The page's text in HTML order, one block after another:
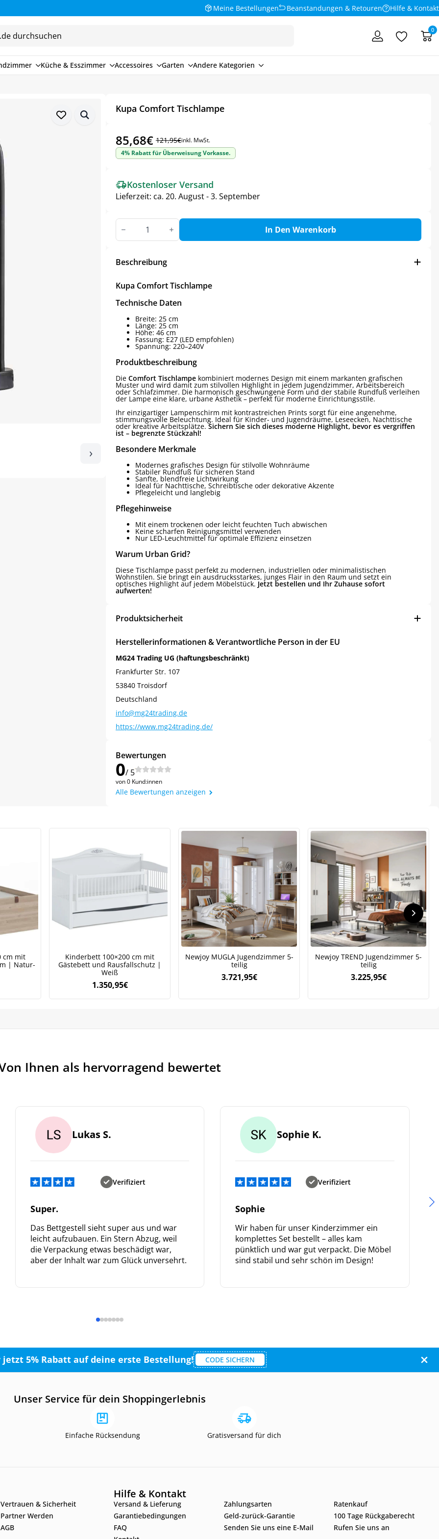
Meine Bestellungen Beanstandungen & Retouren Hilfe & Kontakt
0
Küche & Esszimmer Accessoires Garten Andere Kategorien
›
Kupa Comfort Tischlampe
121,95€
Ursprünglicher
Preis
121,95€
85,68€
Aktueller
Preis
85,68€.
inkl. MwSt.
4% Rabatt für Überweisung Vorkasse.
Kostenloser Versand
Lieferzeit: ca. 20. August - 3. September
Kupa
Comfort
Tischlampe
In Den Warenkorb
Beschreibung
Kupa Comfort Tischlampe
Technische Daten
Breite: 25 cm
Länge: 25 cm
Höhe: 46 cm
Fassung: E27 (LED empfohlen)
Spannung: 220–240V
Produktbeschreibung
Die Comfort Tischlampe kombiniert modernes Design mit einem markanten grafischen
Muster und wird damit zum stilvollen Highlight in jedem Jugendzimmer, Arbeitsbereich
oder Schlafzimmer. Die harmonisch geschwungene Form und der stabile Rundfuß verleihen
der Lampe eine klare, urbane Ästhetik – perfekt für moderne Einrichtungsstile.
Ihr einzigartiger Lampenschirm mit kontrastreichen Prints sorgt für eine angenehme,
stimmungsvolle Beleuchtung. Ideal für Kinder- und Jugendräume, Leseecken, Nachttische
oder kreative Arbeitsplätze.Sichern Sie sich dieses moderne Highlight, bevor es vergriffen
ist – begrenzte Stückzahl!
Besondere Merkmale
Modernes grafisches Design für stilvolle Wohnräume
Stabiler Rundfuß für sicheren Stand
Sanfte, blendfreie Lichtwirkung
Ideal für Nachttische, Schreibtische oder dekorative Akzente
Pflegeleicht und langlebig
Pflegehinweise
Mit einem trockenen oder leicht feuchten Tuch abwischen
Keine scharfen Reinigungsmittel verwenden
Nur LED-Leuchtmittel für optimale Effizienz einsetzen
Warum Urban Grid?
Diese Tischlampe passt perfekt zu modernen, industriellen oder minimalistischen
Wohnstilen. Sie bringt ein ausdrucksstarkes, junges Flair in den Raum und setzt ein
optisches Highlight auf jedem Möbelstück. Jetzt bestellen und Ihr Zuhause sofort
aufwerten!
Produktsicherheit
Herstellerinformationen & Verantwortliche Person in der EU
MG24 Trading UG (haftungsbeschränkt)
Frankfurter Str. 107
53840 Troisdorf
Deutschland
info@mg24trading.de
https://www.mg24trading.de/
Bewertungen
0/ 5
von 0 Kund:innen
Alle Bewertungen anzeigen
cm mit
| Natur-
Kinderbett 100×200 cm mit
Gästebett und Rausfallschutz |
Weiß
1.350,95€
Newjoy MUGLA Jugendzimmer 5-
teilig
3.721,95€
Newjoy TREND Jugendzimmer 5-
teilig
3.225,95€
Ihnen als hervorragend bewertet
Lukas S.
Verifiziert
Super.
Das Bettgestell sieht super aus und war
leicht aufzubauen. Ein Stern Abzug, weil
die Verpackung etwas beschädigt war,
aber der Inhalt war zum Glück unversehrt.
Sophie K.
Verifiziert
Sophie
Wir haben für unser Kinderzimmer ein
komplettes Set bestellt – alles kam
pünktlich und war gut verpackt. Die Möbel
sind stabil und sehr schön im Design!
jetzt 5% Rabatt auf deine erste Bestellung! CODE SICHERN
Unser Service für dein Shoppingerlebnis
Einfache Rücksendung Gratisversand für dich
Vertrauen & Sicherheit
Partner Werden
AGB
Hilfe & Kontakt
Versand & Lieferung Zahlungsarten
Ratenkauf
Garantiebedingungen
Geld-zurück-Garantie
100 Tage Rückgaberecht
FAQ
Senden Sie uns eine E-Mail
Rufen Sie uns an